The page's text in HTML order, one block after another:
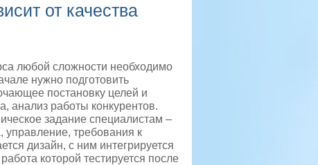
от качества
любой сложности необходимо
нужно подготовить
постановку целей и
анализ работы конкурентов.
задание специалистам –
управление, требования к
дизайн, с ним интегрируется
которой тестируется после